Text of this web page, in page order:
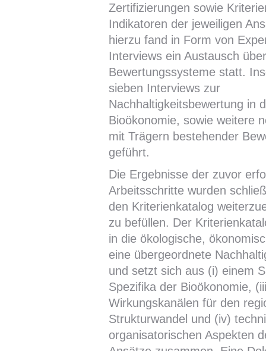
Zertifizierungen sowie
Indikatoren der jeweiligen
hierzu fand in Form von
Interviews ein Austausch
Bewertungssysteme statt.
sieben Interviews zur
Nachhaltigkeitsbewertung in
Bioökonomie, sowie weitere
mit Trägern bestehender
geführt.
Die Ergebnisse der zuvor
Arbeitsschritte wurden
den Kriterienkatalog
zu befüllen. Der
in die ökologische,
eine übergeordnete
und setzt sich aus (i) einem
Spezifika der Bioökonomie,
Wirkungskanälen für den
Strukturwandel und (iv)
organisatorischen Aspekten